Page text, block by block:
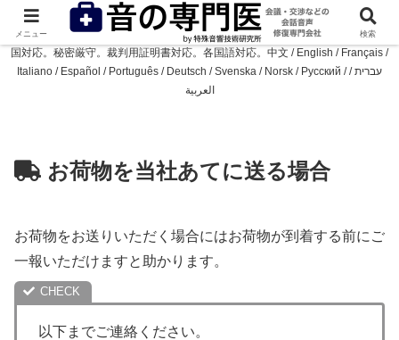
会議・交渉などの会話音声の修復専門会社。ノイズや残響を軽減し、話者の音
量をそろえ、ボソボソ声を解消します。24年間で32ヵ国より6万件の実績。全
国対応。秘密厳守。裁判用証明書対応。各国語対応。中文 / English / Français /
Italiano / Español / Português / Deutsch / Svenska / Norsk / Русский / עברית /
العربية
お荷物を当社あてに送る場合
お荷物をお送りいただく場合にはお荷物が到着する前にご
一報いただけますと助かります。
以下までご連絡ください。
メニュー 検索